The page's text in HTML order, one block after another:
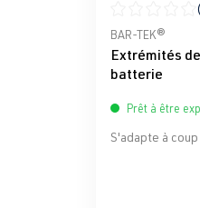
Note
BAR-TEK®
Extrémités
batterie
Prêt à être
S'adapte à